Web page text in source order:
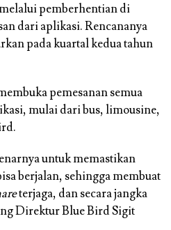
pemberhentian di
dari aplikasi. Rencananya
pada kuartal kedua tahun
pemesanan semua
mulai dari bus, limousine,
untuk memastikan
berjalan, sehingga membuat
terjaga, dan secara jangka
Direktur Blue Bird Sigit